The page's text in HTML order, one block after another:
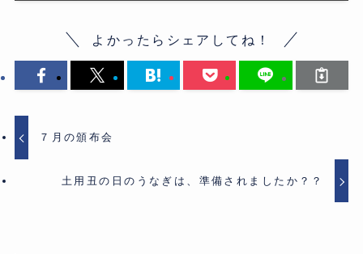
よかったらシェアしてね！
７月の頒布会
土用丑の日のうなぎは、準備されましたか？？